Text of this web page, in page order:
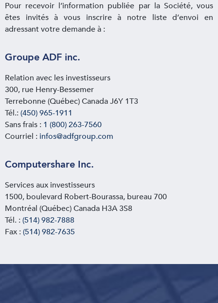
Pour recevoir l’information publiée par la Société, vous
êtes invités à vous inscrire à notre liste d’envoi en
adressant votre demande à :
Groupe ADF inc.
Relation avec les investisseurs
300, rue Henry-Bessemer
Terrebonne (Québec) Canada J6Y 1T3
Tél.:(450) 965-1911
Sans frais : 1 (800) 263-7560
Courriel : infos@adfgroup.com
Computershare Inc.
Services aux investisseurs
1500, boulevard Robert-Bourassa, bureau 700
Montréal (Québec) Canada H3A 3S8
Tél. :(514) 982-7888
Fax :(514) 982-7635